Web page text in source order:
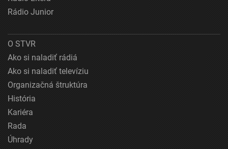
Rádio Junior
O STVR
Ako si naladiť rádiá
Ako si naladiť televíziu
Organizačná štruktúra
História
Kariéra
Rada
Úhrady